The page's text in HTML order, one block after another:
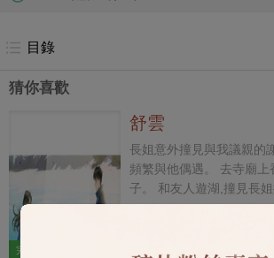
目錄
猜你喜歡
完結
舒雲
長姐意外撞見與我議親的謝家
頻繁與他偶遇。 去寺廟上香,撿到長姐的帕
子。 和友人遊湖,撞見長姐撫琴。 一個月後,謝
家來人,委婉提出想換親。 母親一臉危難和我